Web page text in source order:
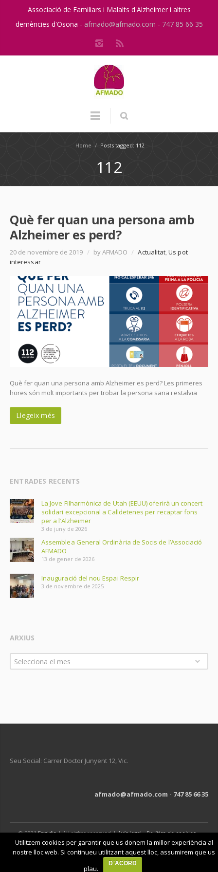
Associació de Familiars i Malalts d'Alzheimer i altres
demències d'Osona - afmado@afmado.com - 747 85 66 35
Home / Posts tagged: 112
112
Què fer quan una persona amb
Alzheimer es perd?
20 de novembre de 2019 / by AFMADO / Actualitat,Us pot
interessar
Què fer quan una persona amb Alzheimer es perd? Les primeres
hores són molt importants per trobar la persona sana i estalvia
Llegeix més
ENTRADES RECENTS
La Jove Filharmònica de Utah (EEUU) oferirà un concert
solidari excepcional a Calldetenes per recaptar fons
per a l’Alzheimer
3 de juny de 2026
Assemblea General Ordinària de Socis de l’Associació
AFMADO
13 de gener de 2026
Inauguració del nou Espai Respir
3 de novembre de 2025
ARXIUS
Arxius
Selecciona el mes
Seu Social: Carrer Doctor Junyent 12, Vic.
afmado@afmado.com - 747 85 66 35
© 2021Engidia| All rights reserved |Avís legal-Política de cookies-
Política de privacitat
Utilitzem cookies per garantir que us donem la millor experiència al
nostre lloc web. Si continueu utilitzant aquest lloc, assumirem que us
plau.
D'ACORD